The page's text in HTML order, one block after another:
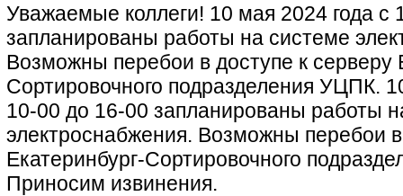
Уважаемые коллеги! 10 мая 2024 года с
запланированы работы на системе
Возможны перебои в доступе к серверу
Сортировочного подразделения УЦПК.
10-00 до 16-00 запланированы работы
электроснабжения. Возможны перебои
Екатеринбург-Сортировочного
Приносим извинения.